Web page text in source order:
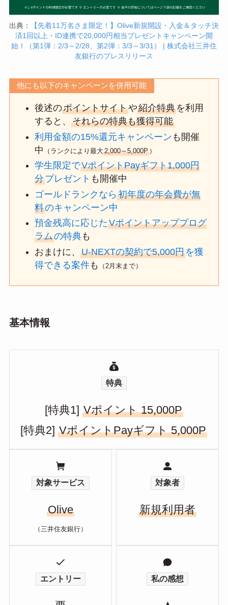
出典：
【先着11万名さま限定！】Olive新規開設・入金＆タッチ決
済1回以上・ID連携で20,000円相当プレゼントキャンペーン開
始！（第1弾：2/3～2/28、第2弾：3/3～3/31） | 株式会社三井住
友銀行のプレスリリース
他にも以下のキャンペーンを併用可能
後述のポイントサイトや紹介特典を利用
すると、それらの特典も獲得可能
利用金額の15%還元キャンペーン も開催
中
（ランクにより最大2,000～5,000P ）
学生限定でVポイントPayギフト1,000円
分プレゼント も開催中
ゴールドランクなら初年度の年会費が無
料のキャンペーン中
預金残高に応じたVポイントアッププログ
ラムの特典も
おまけに、U-NEXTの契約で5,000円を獲
得できる案件も （2月末まで）
基本情報
特典
[特典1] Vポイント 15,000P
[特典2]VポイントPayギフト 5,000P
対象サービス
Olive
（三井住友銀行）
対象者
新規利用者
エントリー 私の感想